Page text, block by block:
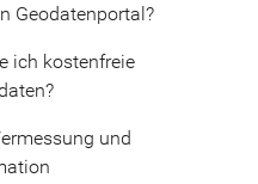
Geodatenportal?
ich kostenfreie
und